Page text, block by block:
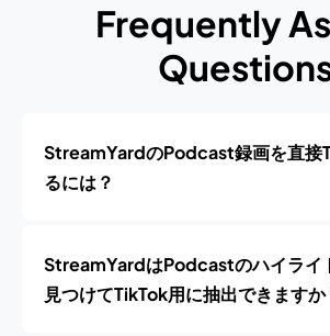
Frequently
StreamYardのPodcast録画を直接
るには？
StreamYardはPodcastのハイライ
見つけてTikTok用に抽出できますか